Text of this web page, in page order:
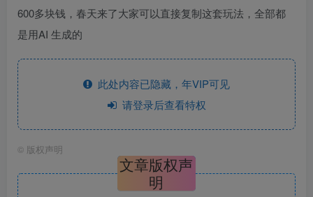
600多块钱，春天来了大家可以直接复制这套玩法，全部都
是用AI 生成的
此处内容已隐藏，年VIP可见
请登录后查看特权
© 版权声明
文章版权声
明